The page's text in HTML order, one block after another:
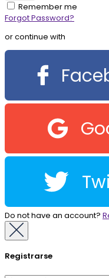
Remember me
Forgot Password?
or continue with
Do not have an account?
Registrarse